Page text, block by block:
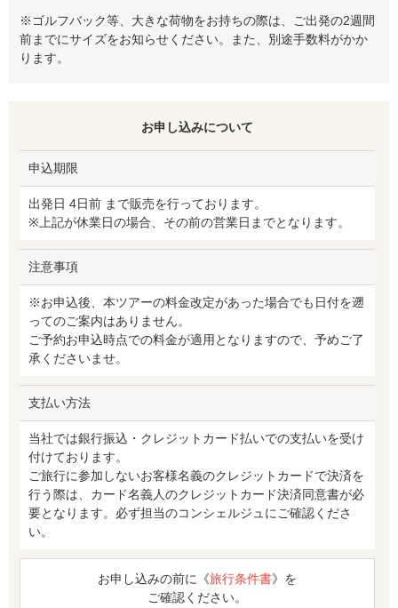
※ゴルフバック等、大きな荷物をお持ちの際は、ご出発の2週間
前までにサイズをお知らせください。また、別途手数料がかか
ります。
お申し込みについて
申込期限
出発日 4日前 まで販売を行っております。
※上記が休業日の場合、その前の営業日までとなります。
注意事項
※お申込後、本ツアーの料金改定があった場合でも日付を遡
ってのご案内はありません。
ご予約お申込時点での料金が適用となりますので、予めご了
承くださいませ。
支払い方法
当社では銀行振込・クレジットカード払いでの支払いを受け
付けております。
ご旅行に参加しないお客様名義のクレジットカードで決済を
行う際は、カード名義人のクレジットカード決済同意書が必
要となります。必ず担当のコンシェルジュにご確認くださ
い。
お申し込みの前に《旅行条件書》を
ご確認ください。